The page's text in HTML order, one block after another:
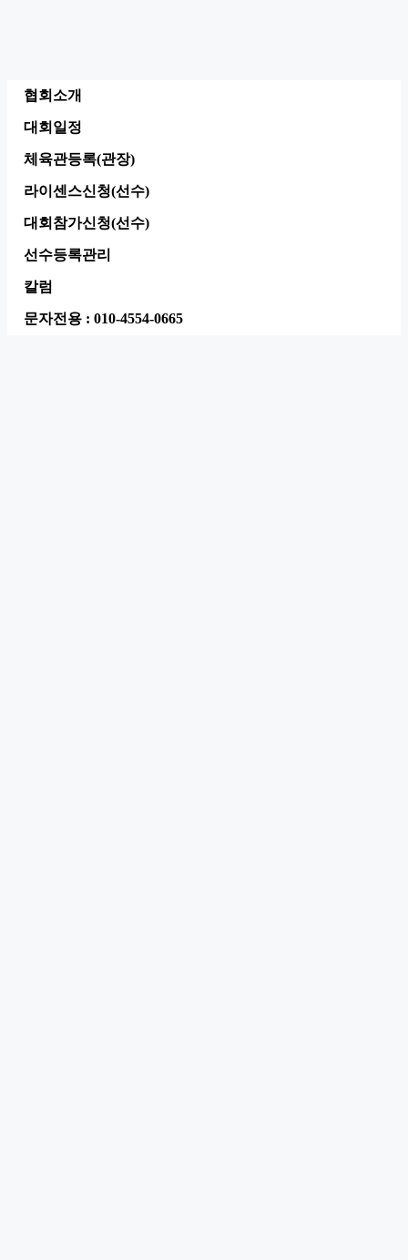
협회소개
대회일정
체육관등록(관장)
라이센스신청(선수)
대회참가신청(선수)
선수등록관리
칼럼
문자전용 : 010-4554-0665